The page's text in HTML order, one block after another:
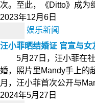
次。至此，《Ditto》成为
2023年12月6日
娱乐新闻
汪小菲晒结婚证 官宣与
5月27日，汪小菲在社
婚，照片里Mandy手上
月，汪小菲首次公开与
2024年5月27日